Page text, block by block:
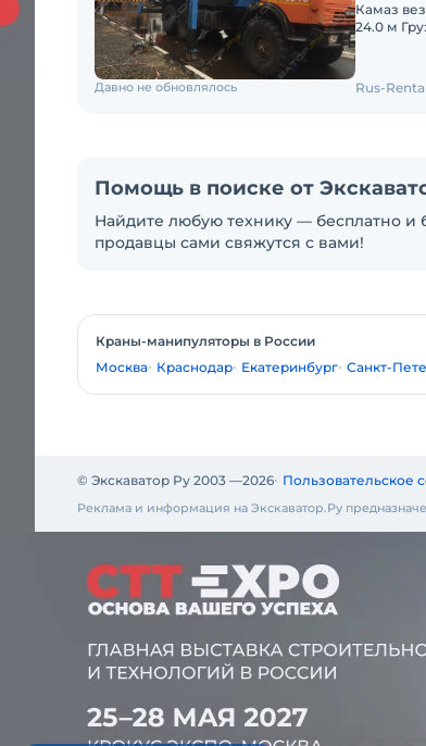
Камаз
24.0 м
Давно не обновлялось Rus-
Помощь в поиске от
Найдите любую технику — бесплатно и
продавцы сами свяжутся с вами!
Краны-манипуляторы в России
Москва Краснодар Екатеринбург Санкт-
© Экскаватор Ру 2003 —2026 Пользовательское
Реклама и информация на Экскаватор.Ру